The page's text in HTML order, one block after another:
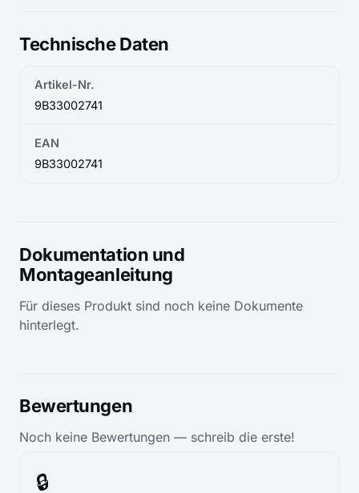
Technische Daten
Artikel-Nr.
9B33002741
EAN
9B33002741
Dokumentation und
Montageanleitung
Für dieses Produkt sind noch keine Dokumente
hinterlegt.
Bewertungen
Noch keine Bewertungen — schreib die erste!
🔒